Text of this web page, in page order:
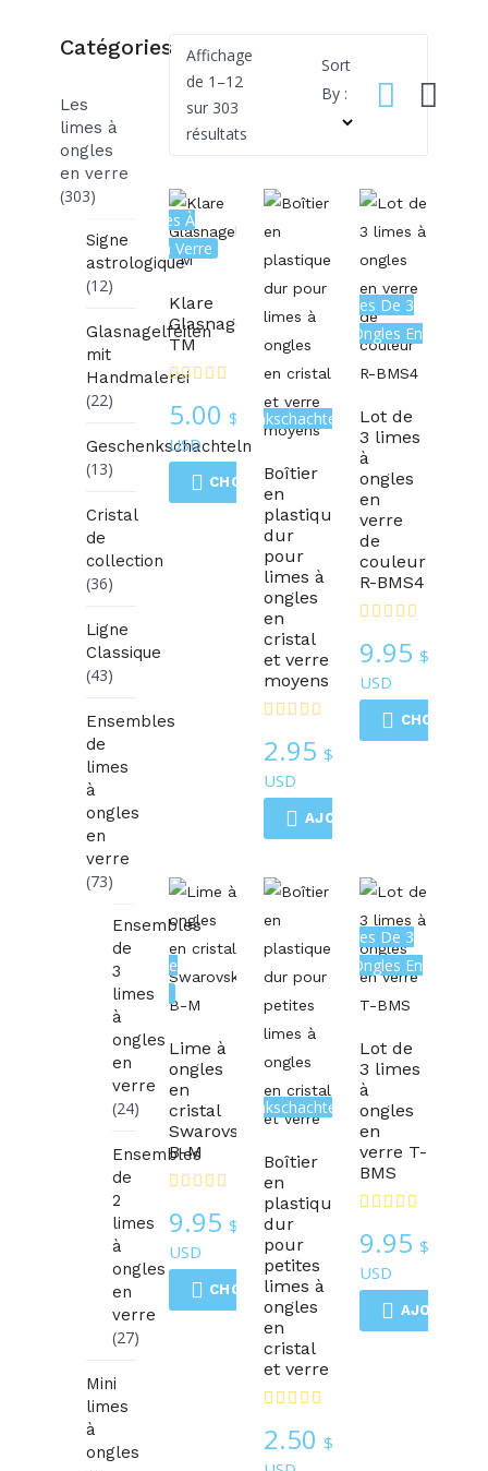
Catégories
Les
limes à
ongles
en verre
(303)
Signe
astrologique
(12)
Glasnagelfeilen
mit
Handmalerei
(22)
Geschenkschachteln
(13)
Cristal
de
collection
(36)
Ligne
Classique
(43)
Ensembles
de
limes
à
ongles
en
verre
(73)
Ensembles
de
3
limes
à
ongles
en
verre
(24)
Ensembles
de
2
limes
à
ongles
en
verre
(27)
Mini
limes
à
ongles
Affichage
de 1–12
sur 303
résultatsTrié
popularité
Sort
By :
Les Limes À
Ongles En Verre
Klare
Glasnagelfeile
TM
5.00 $
USD
CHOIX DES OPTIONS
Geschenkschachteln
Boîtier
en
plastique
dur
pour
limes à
ongles
en
cristal
et verre
moyens
2.95$
USD
AJOUTER AU CHARIOT
Ensembles De 3
Limes À Ongles En
Lot de
3 limes
à
ongles
en
verre
de
couleur
R-BMS4
9.95$
USD
CHOIX
Cristal De
Collection
Lime à
ongles
en
cristal
Swarovski
B-M
9.95 $
USD
CHOIX DES OPTIONS
Geschenkschachteln
Boîtier
en
plastique
dur
pour
petites
limes à
ongles
en
cristal
et verre
2.50$
Ensembles De 3
Limes À Ongles En
Lot de
3 limes
à
ongles
en
verre T-
BMS
9.95$
USD
AJOUTER